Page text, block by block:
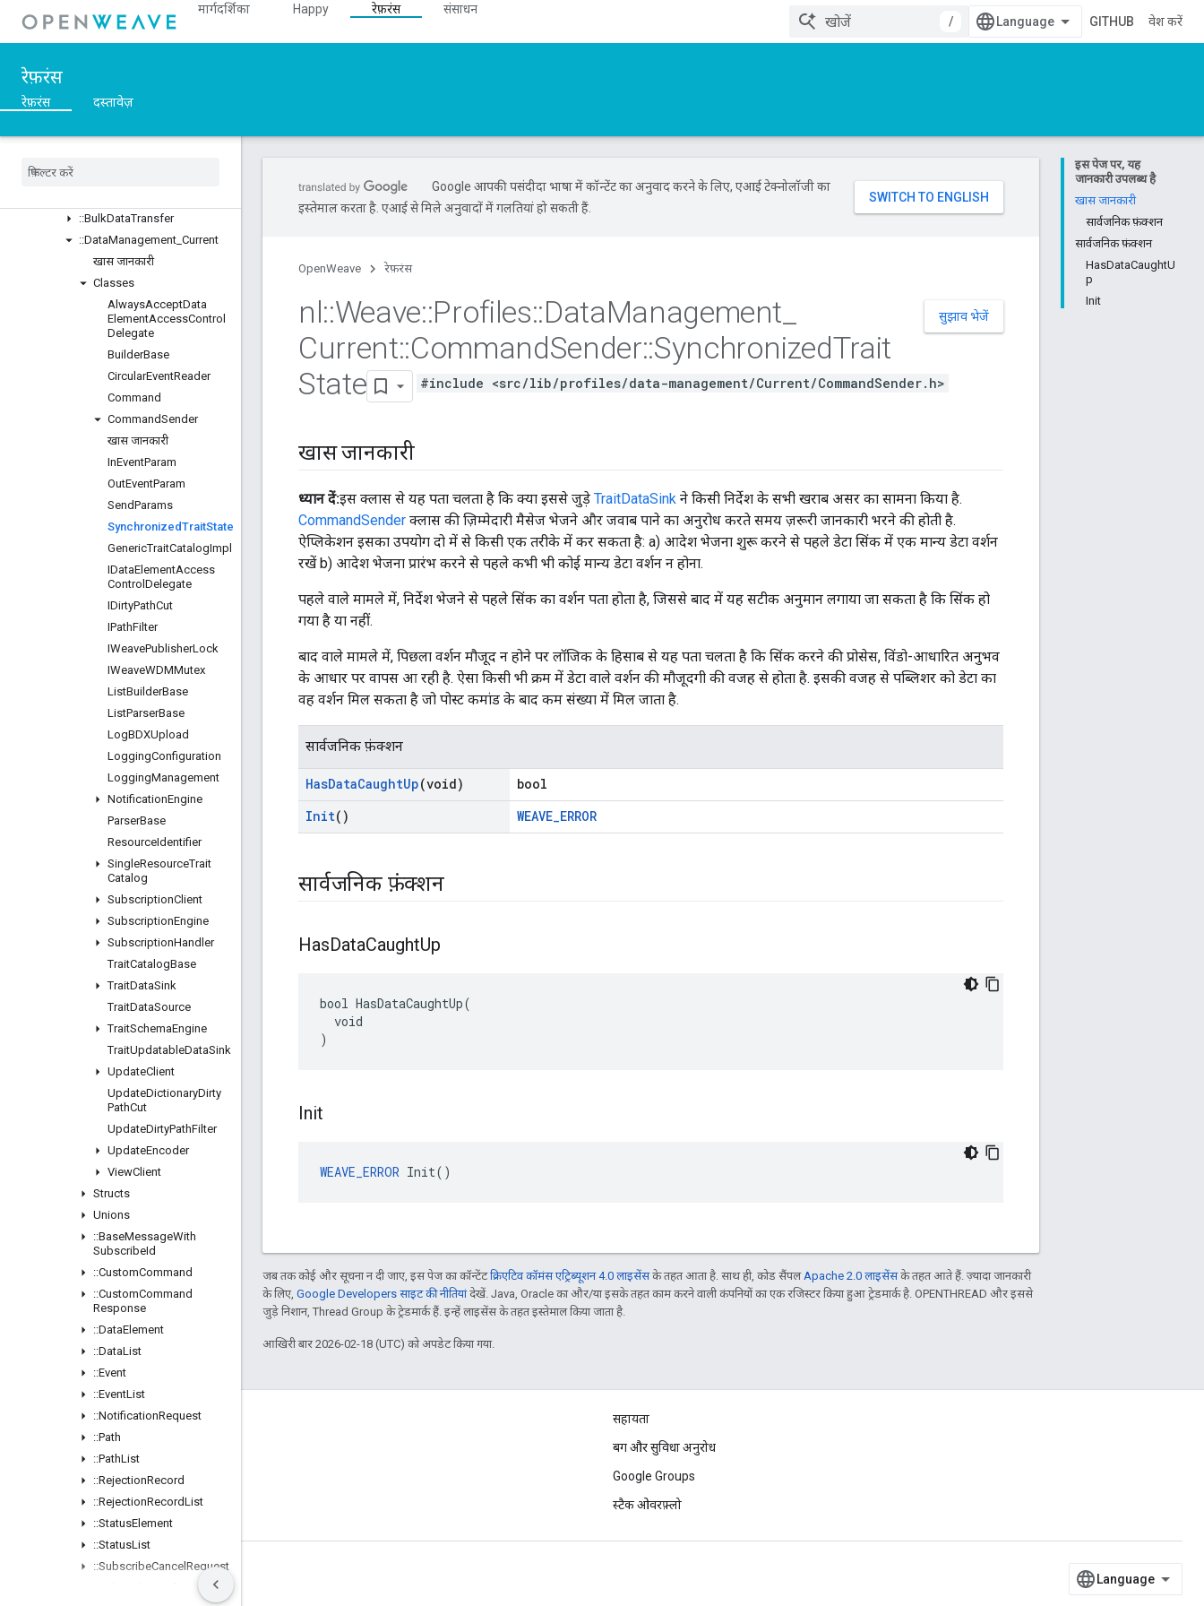
मार्गदर्शिका Happy रेफ़रंस
संसाधन
/
GITHUB प्रवेश करें
रेफ़रंस
रेफ़रंस दस्तावेज़
::ASN1
::Crypto
::Profiles
::BulkDataTransfer
::DataManagement Current
खास जानकारी
Classes
AlwaysAcceptData
ElementAccessControl
Delegate
BuilderBase
CircularEventReader
Command
CommandSender
खास जानकारी
InEventParam
OutEventParam
SendParams
SynchronizedTraitState
GenericTraitCatalogImpl
IDataElementAccess
Control Delegate
IDirtyPathCut
IPathFilter
IWeavePublisherLock
IWeaveWDMMutex
ListBuilderBase
ListParserBase
LogBDXUpload
LoggingConfiguration
LoggingManagement
NotificationEngine
ParserBase
ResourceIdentifier
SingleResourceTrait
Catalog
SubscriptionClient
SubscriptionEngine
SubscriptionHandler
TraitCatalogBase
TraitDataSink
TraitDataSource
TraitSchemaEngine
TraitUpdatableDataSink
UpdateClient
UpdateDictionaryDirty
PathCut
UpdateDirtyPathFilter
UpdateEncoder
ViewClient
Structs
Unions
::BaseMessageWith
SubscribeId
::CustomCommand
::CustomCommand
Response
::DataElement
::DataList
::Event
::EventList
::NotificationRequest
::Path
::PathList
::RejectionRecord
::RejectionRecordList
::StatusElement
::StatusList
::SubscribeCancelRequest
इस पेज पर, यह
जानकारी उपलब्ध है
खास जानकारी
सार्वजनिक फ़ंक्शन
सार्वजनिक फ़ंक्शन
HasDataCaughtU
p
Init
Google आपकी पसंदीदा भाषा में कॉन्टेंट का अनुवाद करने के लिए, एआई टेक्नोलॉजी का
इस्तेमाल करता है. एआई से मिले अनुवादों में गलतियां हो सकती हैं.
OpenWeave रेफ़रंस
सुझाव भेजें
nl::Weave::Profiles::DataManagement
Current::CommandSender::SynchronizedTrait
State
#include <src/lib/profiles/data-management/Current/CommandSender.h>
खास जानकारी
ध्यान दें:इस क्लास से यह पता चलता है कि क्या इससे जुड़े TraitDataSink ने किसी निर्देश के सभी खराब असर का सामना किया है.
CommandSender क्लास की ज़िम्मेदारी मैसेज भेजने और जवाब पाने का अनुरोध करते समय ज़रूरी जानकारी भरने की होती है.
ऐप्लिकेशन इसका उपयोग दो में से किसी एक तरीके में कर सकता है: a) आदेश भेजना शुरू करने से पहले डेटा सिंक में एक मान्य डेटा वर्शन
रखें b) आदेश भेजना प्रारंभ करने से पहले कभी भी कोई मान्य डेटा वर्शन न होना.
पहले वाले मामले में, निर्देश भेजने से पहले सिंक का वर्शन पता होता है, जिससे बाद में यह सटीक अनुमान लगाया जा सकता है कि सिंक हो
गया है या नहीं.
बाद वाले मामले में, पिछला वर्शन मौजूद न होने पर लॉजिक के हिसाब से यह पता चलता है कि सिंक करने की प्रोसेस, विंडो-आधारित अनुभव
के आधार पर वापस आ रही है. ऐसा किसी भी क्रम में डेटा वाले वर्शन की मौजूदगी की वजह से होता है. इसकी वजह से पब्लिशर को डेटा का
वह वर्शन मिल सकता है जो पोस्ट कमांड के बाद कम संख्या में मिल जाता है.
सार्वजनिक फ़ंक्शन
HasDataCaughtUp(void)
bool
Init() WEAVE_ERROR
सार्वजनिक फ़ंक्शन
HasDataCaughtUp
bool HasDataCaughtUp(
  void
)
Init
WEAVE_ERROR Init()
जब तक कोई और सूचना न दी जाए, इस पेज का कॉन्टेंटक्रिएटिव कॉमंस एट्रिब्यूशन 4.0 लाइसेंसके तहत आता है. साथ ही, कोड सैंपलApache 2.0 लाइसेंसके तहत आते हैं. ज़्यादा जानकारी
के लिए, Google Developers साइट की नीतियांदेखें. Java, Oracle का और/या इसके तहत काम करने वाली कंपनियों का एक रजिस्टर किया हुआ ट्रेडमार्क है. OPENTHREAD और इससे
जुड़े निशान, Thread Group के ट्रेडमार्क हैं. इन्हें लाइसेंस के तहत इस्तेमाल किया जाता है.
आखिरी बार 2026-02-18 (UTC) को अपडेट किया गया.
OpenThread
सहायता
बग और सुविधा अनुरोध
Google Groups
स्टैक ओवरफ़्लो